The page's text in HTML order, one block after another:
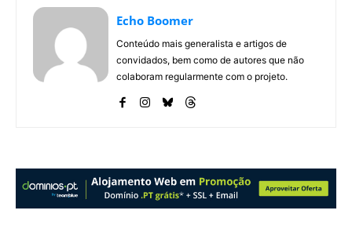
Echo Boomer
Conteúdo mais generalista e artigos de
convidados, bem como de autores que não
colaboram regularmente com o projeto.